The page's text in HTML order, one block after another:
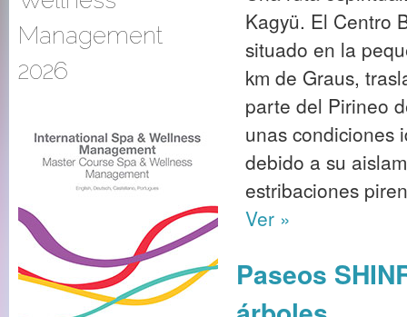
Management
2026
Kagyü. El Centro
situado en la
km de Graus,
parte del Pirineo
unas condiciones
debido a su
estribaciones
Ver »
Paseos